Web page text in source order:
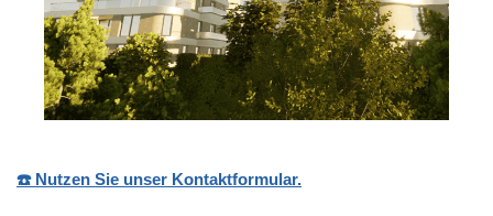
☎️ Nutzen Sie unser Kontaktformular.